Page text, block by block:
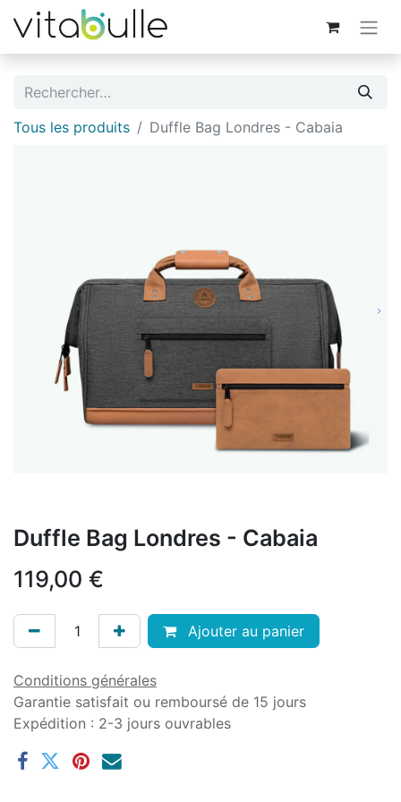
Tous les produits Duffle Bag Londres - Cabaia
Duffle Bag Londres - Cabaia
119,00 €
Ajouter au panier
Conditions générales
Garantie satisfait ou remboursé de 15 jours
Expédition : 2-3 jours ouvrables